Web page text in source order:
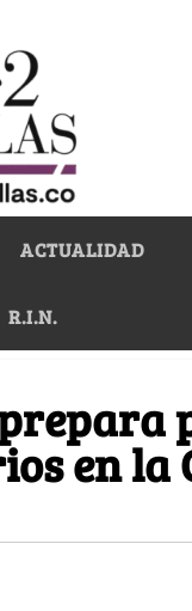
ACTUALIDAD
R.I.N.
en la